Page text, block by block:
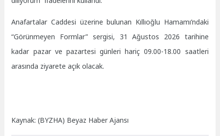
Anafartalar Caddesi üzerine bulunan Kıllıoğlu Hamamı’ndaki
“Görünmeyen Formlar” sergisi, 31 Ağustos 2026 tarihine
kadar pazar ve pazartesi günleri hariç 09.00-18.00 saatleri
arasında ziyarete açık olacak.
Kaynak: (BYZHA) Beyaz Haber Ajansı